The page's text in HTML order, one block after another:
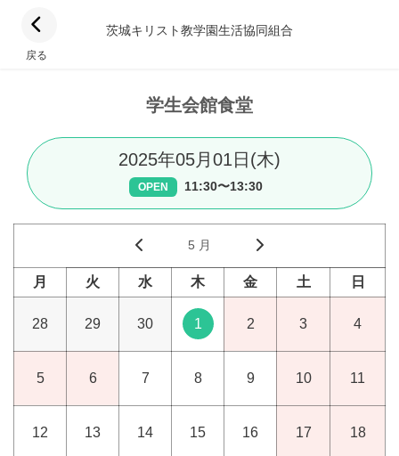
戻る
茨城キリスト教学園生活協同組合
学生会館食堂
2025年05月01日(木)
OPEN 11:30〜13:30
5 月
月 火 水 木 金 土 日
28 29 30 1 2 3 4
5 6 7 8 9 10 11
12 13 14 15 16 17 18